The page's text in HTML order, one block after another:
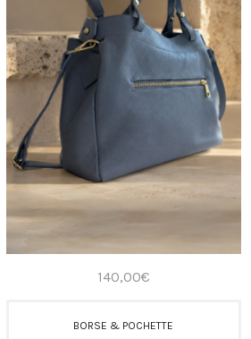
140,00€
BORSE & POCHETTE